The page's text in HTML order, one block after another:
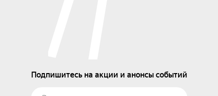
Подпишитесь на акции и анонсы событий